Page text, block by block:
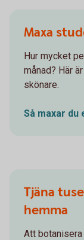
Maxa
Hur mycket
månad? Här
skönare.
Så maxar du
Tjäna
hemma
Att